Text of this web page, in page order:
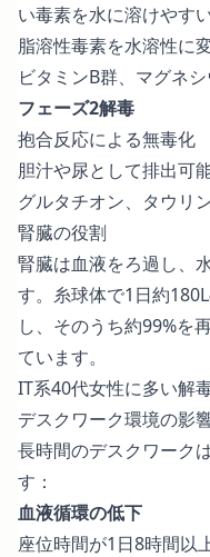
い毒素を水に溶けやす
脂溶性毒素を水溶性に
ビタミンB群、マグネ
フェーズ2解毒
抱合反応による無毒化
胆汁や尿として排出可
グルタチオン、タウリ
腎臓の役割
腎臓は血液をろ過し、
す。糸球体で1日約
し、そのうち約99%を
ています。
IT系40代女性に多い解
デスクワーク環境の影
長時間のデスクワーク
す：
血液循環の低下
座位時間が1日8時間以